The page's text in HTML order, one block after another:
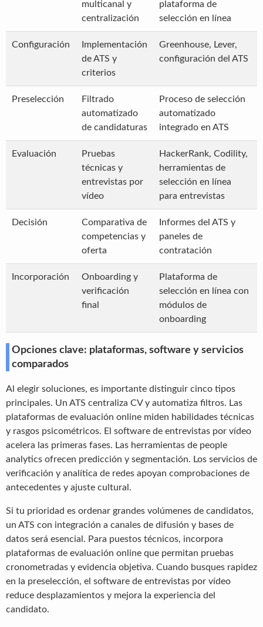
multicanal y
centralización
plataforma de
selección en línea
Configuración
Implementación
de ATS y
criterios
Greenhouse, Lever,
configuración del ATS
Preselección
Filtrado
automatizado
de candidaturas
Proceso de selección
automatizado
integrado en ATS
Evaluación
Pruebas
técnicas y
entrevistas por
vídeo
HackerRank, Codility,
herramientas de
selección en línea
para entrevistas
Decisión
Comparativa de
competencias y
oferta
Informes del ATS y
paneles de
contratación
Incorporación
Onboarding y
verificación
final
Plataforma de
selección en línea con
módulos de
onboarding
Opciones clave: plataformas, software y servicios
comparados
Al elegir soluciones, es importante distinguir cinco tipos
principales. Un ATS centraliza CV y automatiza filtros. Las
plataformas de evaluación online miden habilidades técnicas
y rasgos psicométricos. El software de entrevistas por vídeo
acelera las primeras fases. Las herramientas de people
analytics ofrecen predicción y segmentación. Los servicios de
verificación y analítica de redes apoyan comprobaciones de
antecedentes y ajuste cultural.
Si tu prioridad es ordenar grandes volúmenes de candidatos,
un ATS con integración a canales de difusión y bases de
datos será esencial. Para puestos técnicos, incorpora
plataformas de evaluación online que permitan pruebas
cronometradas y evidencia objetiva. Cuando busques rapidez
en la preselección, el software de entrevistas por vídeo
reduce desplazamientos y mejora la experiencia del
candidato.